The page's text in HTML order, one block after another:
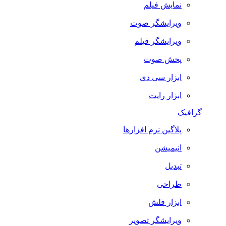
نمایش فیلم
ویرایشگر صوت
ویرایشگر فیلم
پخش صوت
ابزار سی دی
ابزار رایت
گرافیک
پلاگین نرم افزارها
انیمیشن
تبدیل
طراحی
ابزار فلش
ویرایشگر تصویر